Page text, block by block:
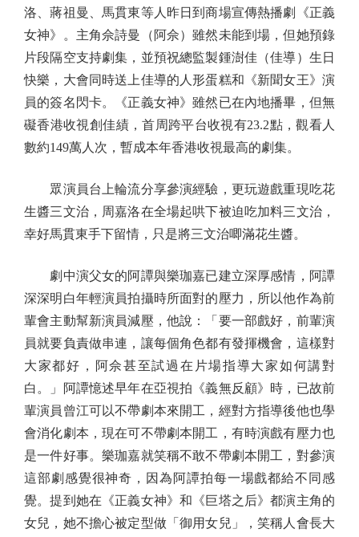
洛、蔣祖曼、馬貫東等人昨日到商場宣傳熱播劇《正義
女神》。主角佘詩曼（阿佘）雖然未能到場，但她預錄
片段隔空支持劇集，並預祝總監製鍾澍佳（佳導）生日
快樂，大會同時送上佳導的人形蛋糕和《新聞女王》演
員的簽名閃卡。《正義女神》雖然已在內地播畢，但無
礙香港收視創佳績，首周跨平台收視有23.2點，觀看人
數約149萬人次，暫成本年香港收視最高的劇集。
眾演員台上輪流分享參演經驗，更玩遊戲重現吃花
生醬三文治，周嘉洛在全場起哄下被迫吃加料三文治，
幸好馬貫東手下留情，只是將三文治唧滿花生醬。
劇中演父女的阿譚與樂珈嘉已建立深厚感情，阿譚
深深明白年輕演員拍攝時所面對的壓力，所以他作為前
輩會主動幫新演員減壓，他說：「要一部戲好，前輩演
員就要負責做串連，讓每個角色都有發揮機會，這樣對
大家都好，阿佘甚至試過在片場指導大家如何講對
白。」阿譚憶述早年在亞視拍《義無反顧》時，已故前
輩演員曾江可以不帶劇本來開工，經對方指導後他也學
會消化劇本，現在可不帶劇本開工，有時演戲有壓力也
是一件好事。樂珈嘉就笑稱不敢不帶劇本開工，對參演
這部劇感覺很神奇，因為阿譚拍每一場戲都給不同感
覺。提到她在《正義女神》和《巨塔之后》都演主角的
女兒，她不擔心被定型做「御用女兒」，笑稱人會長大